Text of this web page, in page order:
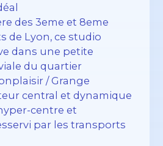
des 3eme et 8eme
de Lyon, ce studio
dans une petite
du quartier
/ Grange
central et dynamique
centre et
par les transports